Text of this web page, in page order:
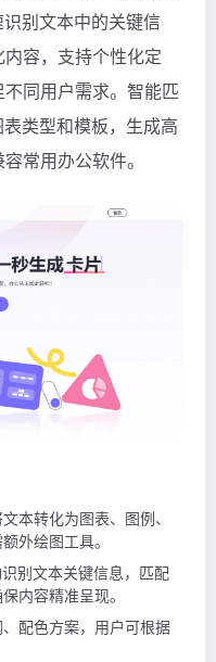
别文本中的关键信
容，支持个性化定
同用户需求。智能匹
类型和模板，生成高
常用办公软件。
本转化为图表、图例、
外绘图工具。
别文本关键信息，匹配
内容精准呈现。
配色方案，用户可根据